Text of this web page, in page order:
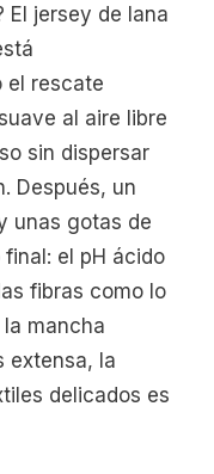
El jersey de lana
el rescate
al aire libre
sin dispersar
Después, un
unas gotas de
el pH ácido
fibras como lo
mancha
extensa, la
delicados es